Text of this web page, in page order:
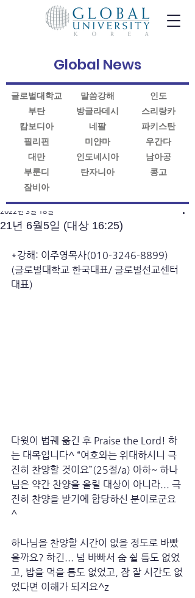
21년 6월5일 (대상 16:25)
2022년 3월 18일
*강해: 이주영목사(010-3246-8899)
(글로벌대학교 한국대표/ 글로벌선교센터
대표)
다윗이 법궤 옮긴 후 Praise the Lord! 하
는 대목입니다^ “여호와는 위대하시니 극
진히 찬양할 것이요”(25절/a) 아하~ 하나
님은 약간 찬양을 올릴 대상이 아니라... 극
진히 찬양을 받기에 합당하신 분이로군요
^
하나님을 찬양할 시간이 없을 정도로 바빴
을까요? 하긴... 넘 바빠서 숨 쉴 틈도 없었
고, 밥을 먹을 틈도 없었고, 잠 잘 시간도 없
었다면 이해가 되지요^z
Global News
글로벌대학교 말씀강해
인도
부탄
방글라데시
스리랑카
캄보디아
네팔
파키스탄
필리핀
미얀마
우간다
대만
인도네시아
남아공
부룬디
탄자니아
콩고
잠비아